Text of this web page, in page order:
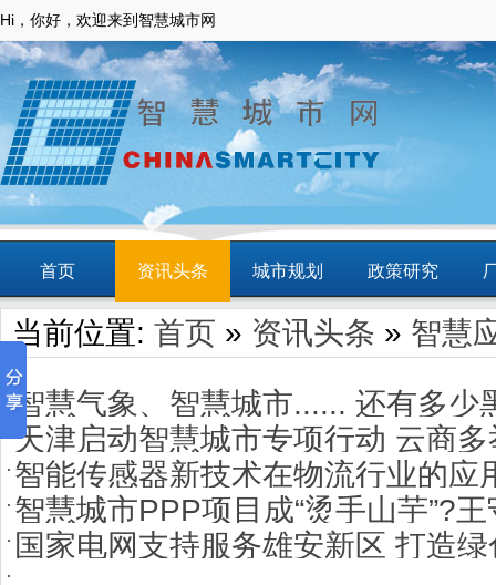
Hi，你好，欢迎来到智慧城市网
首页 资讯头条 城市规划 政策研究
动态 智慧应用 商圈 智慧城镇
当前位置: 首页 » 资讯头条 » 智慧
智慧气象、智慧城市...... 还有多少
奥会？
天津启动智慧城市专项行动 云商
智能传感器新技术在物流行业的应
智慧城市PPP项目成“烫手山芋”?
国家电网支持服务雄安新区 打造